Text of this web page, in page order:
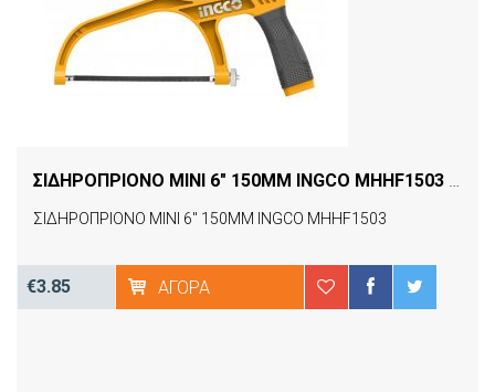
ΣΙΔΗΡΟΠΡΙΟΝΟ MINI 6" 150MM INGCO MHHF1503
ΣΙΔΗΡΟΠΡΙΟΝΟ MINI 6" 150MM INGCO MHHF1503
€3.85 ΑΓΟΡΆ